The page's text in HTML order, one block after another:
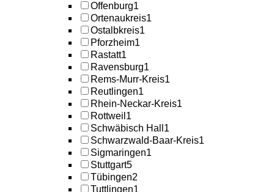
Offenburg1
Ortenaukreis1
Ostalbkreis1
Pforzheim1
Rastatt1
Ravensburg1
Rems-Murr-Kreis1
Reutlingen1
Rhein-Neckar-Kreis1
Rottweil 1
Schwäbisch Hall 1
Schwarzwald-Baar-Kreis1
Sigmaringen1
Stuttgart5
Tübingen2
Tuttlingen1